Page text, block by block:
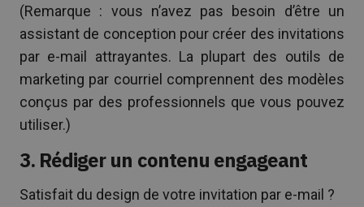
(Remarque : vous n’avez pas besoin d’être un
assistant de conception pour créer des invitations
par e-mail attrayantes. La plupart des outils de
marketing par courriel comprennent des modèles
conçus par des professionnels que vous pouvez
utiliser.)
3. Rédiger un contenu engageant
Satisfait du design de votre invitation par e-mail ?